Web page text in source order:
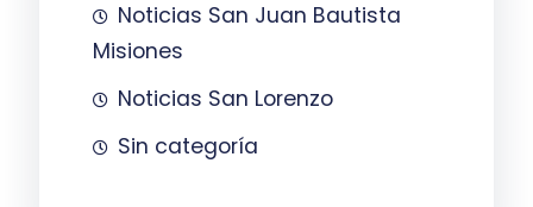
Noticias San Juan Bautista
Misiones
Noticias San Lorenzo
Sin categoría